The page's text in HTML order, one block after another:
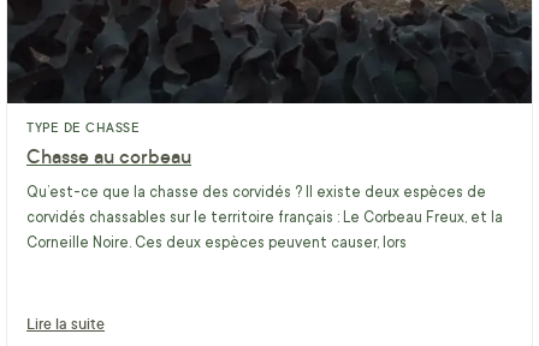
TYPE DE CHASSE
Chasse au corbeau
Qu’est-ce que la chasse des corvidés ? Il existe deux espèces de
corvidés chassables sur le territoire français : Le Corbeau Freux, et la
Corneille Noire. Ces deux espèces peuvent causer, lors
Lire la suite